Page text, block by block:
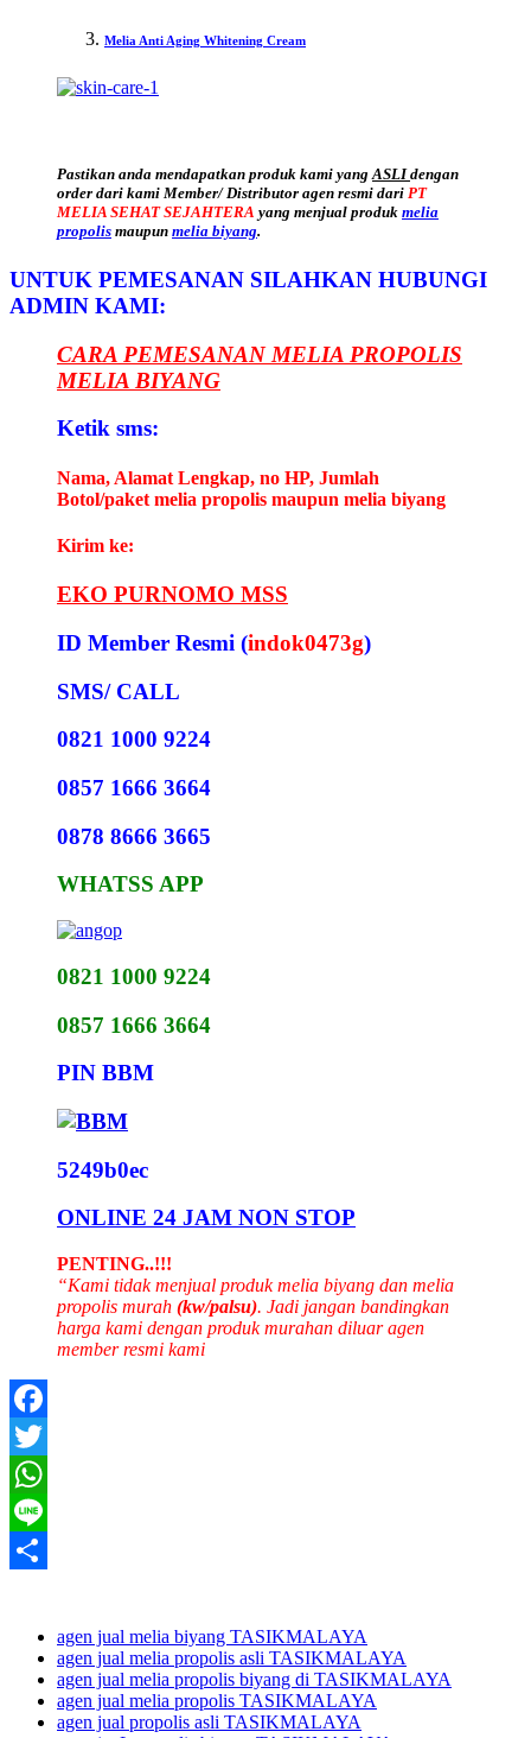
Melia Anti Aging Whitening Cream
Pastikan anda mendapatkan produk kami yang ASLIdengan
order dari kami Member/ Distributor agen resmi dari PT
MELIA SEHAT SEJAHTERA yang menjual produk melia
propolis maupun melia biyang.
UNTUK PEMESANAN SILAHKAN HUBUNGI
ADMIN KAMI:
CARA PEMESANAN MELIA PROPOLIS
MELIA BIYANG
Ketik sms:
Nama, Alamat Lengkap, no HP, Jumlah
Botol/paket melia propolis maupun melia biyang
Kirim ke:
EKO PURNOMO MSS
ID Member Resmi (indok0473g)
SMS/ CALL
0821 1000 9224
0857 1666 3664
0878 8666 3665
WHATSS APP
0821 1000 9224
0857 1666 3664
PIN BBM
5249b0ec
ONLINE 24 JAM NON STOP
PENTING..!!!
“Kami tidak menjual produk melia biyang dan melia
propolis murah (kw/palsu). Jadi jangan bandingkan
harga kami dengan produk murahan diluar agen
member resmi kami
Facebook
Twitter
WhatsApp
Line
agen jual melia biyang TASIKMALAYA
agen jual melia propolis asli TASIKMALAYA
agen jual melia propolis biyang di TASIKMALAYA
agen jual melia propolis TASIKMALAYA
agen jual propolis asli TASIKMALAYA